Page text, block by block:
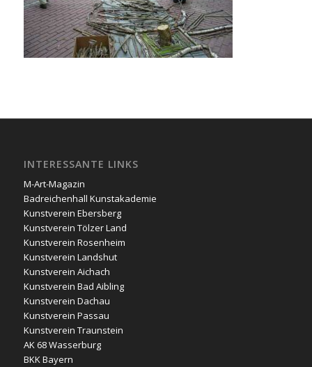
INTERESSANTE LINKS
M-Art-Magazin
Badreichenhall Kunstakademie
Kunstverein Ebersberg
Kunstverein Tölzer Land
Kunstverein Rosenheim
Kunstverein Landshut
Kunstverein Aichach
Kunstverein Bad Aibling
Kunstverein Dachau
Kunstverein Passau
Kunstverein Traunstein
AK 68 Wasserburg
BKK Bayern